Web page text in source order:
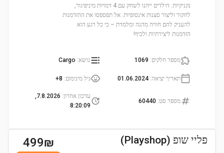
נקניקיות. הילדים ייהנו לשחק עם 4 דמויות מיניפיגור,
לחקור וליצור סצנות אינסופיות. אל תפספסו את ההזדמנות
להעניק להם חוויה מהנה ומלמדת – כי כל רגע הוא
הזדמנות ליצירתיות ולכיף!
מספר חלקים:
1069 נושא:
Cargo
תאריך יציאה:
01.06.2024 גיל מינימום:
8+
מספר סט:
60440
עדכון אחרון:
7.8.2026,
8:20:09
פליי שופ (Playshop) 499₪